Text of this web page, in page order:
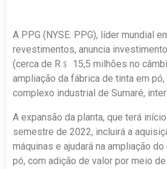
A PPG (NYSE: PPG), líder mundial
revestimentos, anuncia
(cerca de R﹩ 15,5 milhões no
ampliação da fábrica de tinta em
complexo industrial de Sumaré,
A expansão da planta, que terá
semestre de 2022, incluirá a
máquinas e ajudará na ampliação
pó, com adição de valor por meio